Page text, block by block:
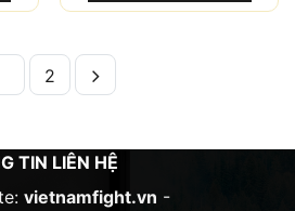
có
2
TIN LIÊN HỆ
vietnamfight.vn -